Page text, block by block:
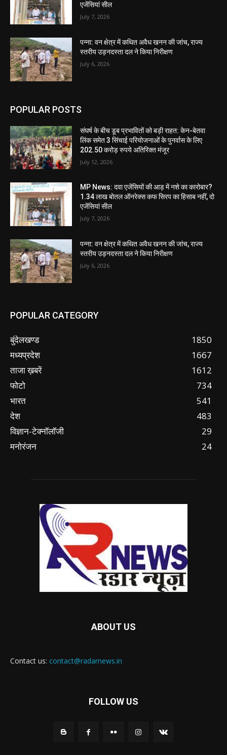
एजेंसियां सील
July 7, 2026
पन्ना: वन क्षेत्र में कथित अवैध खनन की जांच, राज्य
स्तरीय उड़नदस्ता दल ने किया निरीक्षण
July 6, 2026
POPULAR POSTS
संघर्ष के बीच डूब प्रभावितों को बड़ी राहत: केन-बेतवा
लिंक समेत 3 सिंचाई परियोजनाओं के पुनर्वास के लिए
202.50 करोड़ रुपये अतिरिक्त मंजूर
July 12, 2026
MP News: दवा एजेंसियों की आड़ में नशे का कारोबार?
1.34 लाख बोतल ऑनरेक्स कफ सिरप का हिसाब नहीं, दो
एजेंसियां सील
July 7, 2026
पन्ना: वन क्षेत्र में कथित अवैध खनन की जांच, राज्य
स्तरीय उड़नदस्ता दल ने किया निरीक्षण
July 6, 2026
POPULAR CATEGORY
बुंदेलखण्ड
1850
मध्यप्रदेश
1667
ताजा ख़बरें
1612
फोटो
734
भारत
541
देश
483
विज्ञान-टेक्नॉलॉजी
29
मनोरंजन
24
ABOUT US
Contact us: contact@radarnews.in
FOLLOW US